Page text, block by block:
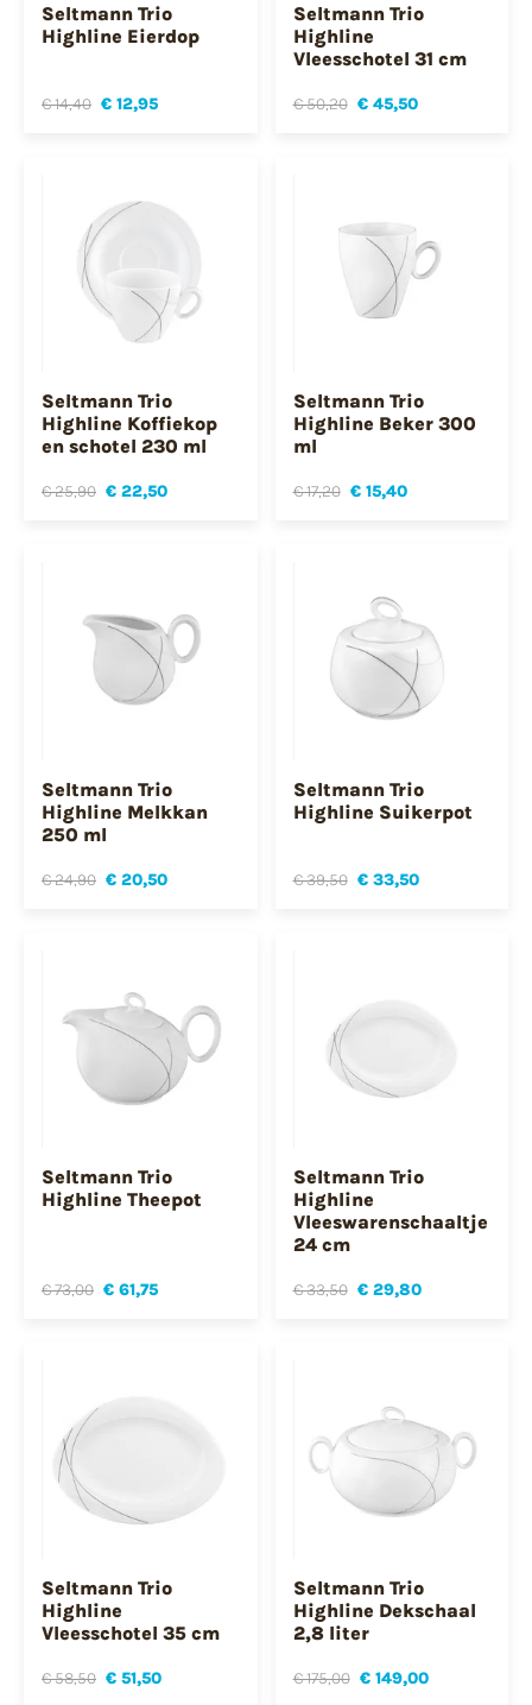
Seltmann Trio
Highline Eierdop
€ 14,40 € 12,95
Seltmann Trio
Highline
Vleesschotel 31 cm
€ 50,20 € 45,50
Seltmann Trio
Highline Koffiekop
en schotel 230 ml
€ 25,90 € 22,50
Seltmann Trio
Highline Beker 300
ml
€ 17,20 € 15,40
Seltmann Trio
Highline Melkkan
250 ml
€ 24,90 € 20,50
Seltmann Trio
Highline Suikerpot
€ 39,50 € 33,50
Seltmann Trio
Highline Theepot
€ 73,00 € 61,75
Seltmann Trio
Highline
Vleeswarenschaaltje
24 cm
€ 33,50 € 29,80
Seltmann Trio
Highline
Vleesschotel 35 cm
€ 58,50 € 51,50
Seltmann Trio
Highline Dekschaal
2,8 liter
€ 175,00 € 149,00